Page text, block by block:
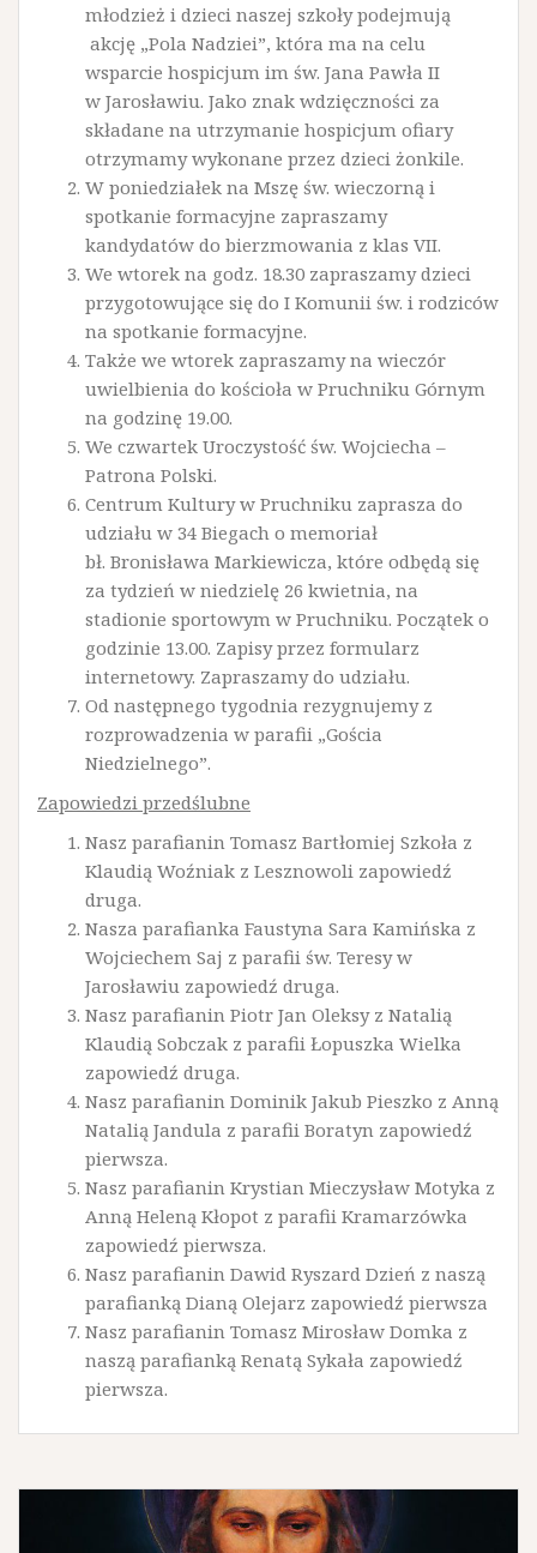
młodzież i dzieci naszej szkoły podejmują
akcję „Pola Nadziei”, która ma na celu
wsparcie hospicjum im św. Jana Pawła II
w Jarosławiu. Jako znak wdzięczności za
składane na utrzymanie hospicjum ofiary
otrzymamy wykonane przez dzieci żonkile.
W poniedziałek na Mszę św. wieczorną i
spotkanie formacyjne zapraszamy
kandydatów do bierzmowania z klas VII.
We wtorek na godz. 18.30 zapraszamy dzieci
przygotowujące się do I Komunii św. i rodziców
na spotkanie formacyjne.
Także we wtorek zapraszamy na wieczór
uwielbienia do kościoła w Pruchniku Górnym
na godzinę 19.00.
We czwartek Uroczystość św. Wojciecha –
Patrona Polski.
Centrum Kultury w Pruchniku zaprasza do
udziału w 34 Biegach o memoriał
bł. Bronisława Markiewicza, które odbędą się
za tydzień w niedzielę 26 kwietnia, na
stadionie sportowym w Pruchniku. Początek o
godzinie 13.00. Zapisy przez formularz
internetowy. Zapraszamy do udziału.
Od następnego tygodnia rezygnujemy z
rozprowadzenia w parafii „Gościa
Niedzielnego”.
Zapowiedzi przedślubne
Nasz parafianin Tomasz Bartłomiej Szkoła z
Klaudią Woźniak z Lesznowoli zapowiedź
druga.
Nasza parafianka Faustyna Sara Kamińska z
Wojciechem Saj z parafii św. Teresy w
Jarosławiu zapowiedź druga.
Nasz parafianin Piotr Jan Oleksy z Natalią
Klaudią Sobczak z parafii Łopuszka Wielka
zapowiedź druga.
Nasz parafianin Dominik Jakub Pieszko z Anną
Natalią Jandula z parafii Boratyn zapowiedź
pierwsza.
Nasz parafianin Krystian Mieczysław Motyka z
Anną Heleną Kłopot z parafii Kramarzówka
zapowiedź pierwsza.
Nasz parafianin Dawid Ryszard Dzień z naszą
parafianką Dianą Olejarz zapowiedź pierwsza
Nasz parafianin Tomasz Mirosław Domka z
naszą parafianką Renatą Sykała zapowiedź
pierwsza.